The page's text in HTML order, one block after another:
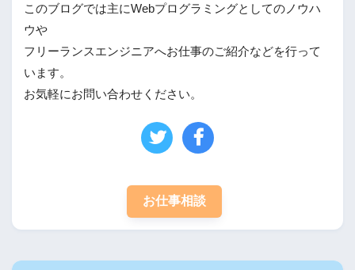
このブログでは主にWebプログラミングとしてのノウハ
ウや
フリーランスエンジニアへお仕事のご紹介などを行って
います。
お気軽にお問い合わせください。
お仕事相談